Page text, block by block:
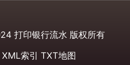
打印银行流水 版权所有
XML索引 TXT地图